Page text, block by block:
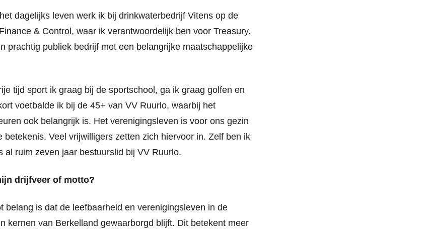
dagelijks leven werk ik bij drinkwaterbedrijf Vitens op de
& Control, waar ik verantwoordelijk ben voor Treasury.
prachtig publiek bedrijf met een belangrijke maatschappelijke
tijd sport ik graag bij de sportschool, ga ik graag golfen en
voetbalde ik bij de 45+ van VV Ruurlo, waarbij het
ook belangrijk is. Het verenigingsleven is voor ons gezin
betekenis. Veel vrijwilligers zetten zich hiervoor in. Zelf ben ik
al ruim zeven jaar bestuurslid bij VV Ruurlo.
drijfveer of motto?
belang is dat de leefbaarheid en verenigingsleven in de
kernen van Berkelland gewaarborgd blijft. Dit betekent meer